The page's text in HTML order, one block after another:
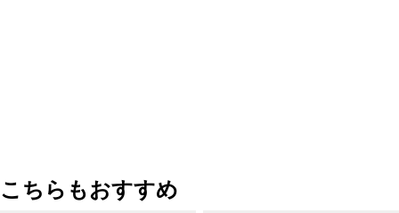
こちらもおすすめ